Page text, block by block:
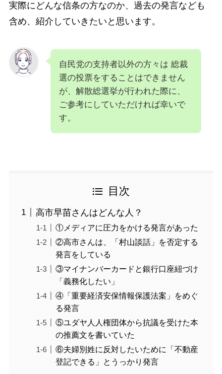
実際にどんな信条の方なのか、過去の発言なども
含め、紹介していきたいと思います。
自民党の支持者以外の方々は 総裁
選の投票をすることはできません
が、解散総選挙が行われた際に、
ご参考にしていただければ幸いで
す。
目次
高市早苗さんはどんな人？
①メディアに圧力をかける発言があった
②高市さんは、「村山談話」を否定する
発言をしている
③マイナンバーカードと銀行口座紐づけ
「義務化したい」
④「重要経済安保情報保護法案」をめぐ
る発言
⑤ユダヤ人人権団体から抗議を受けた本
の推薦文を書いていた
⑥夫婦別姓に反対したいために「不動産
登記できる」とうっかり発言